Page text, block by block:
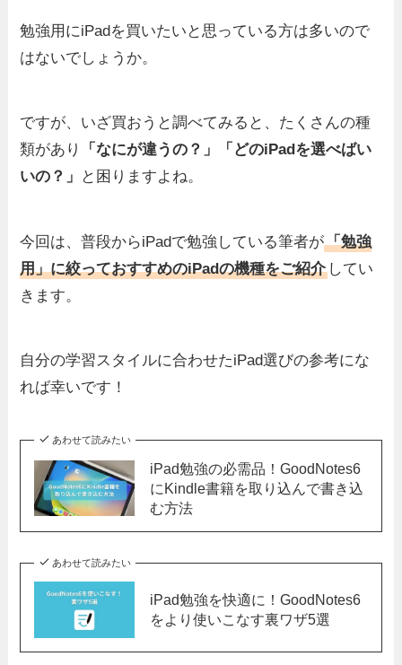
勉強用にiPadを買いたいと思っている方は多いので
はないでしょうか。
ですが、いざ買おうと調べてみると、たくさんの種
類があり
「なにが違うの？」「どのiPadを選べばい
いの？」
と困りますよね。
今回は、普段からiPadで勉強している筆者が「勉強
用」に絞っておすすめのiPadの機種をご紹介 してい
きます。
自分の学習スタイルに合わせたiPad選びの参考にな
れば幸いです！
あわせて読みたい
iPad勉強の必需品！GoodNotes6
にKindle書籍を取り込んで書き込
む方法
あわせて読みたい
iPad勉強を快適に！GoodNotes6
をより使いこなす裏ワザ5選